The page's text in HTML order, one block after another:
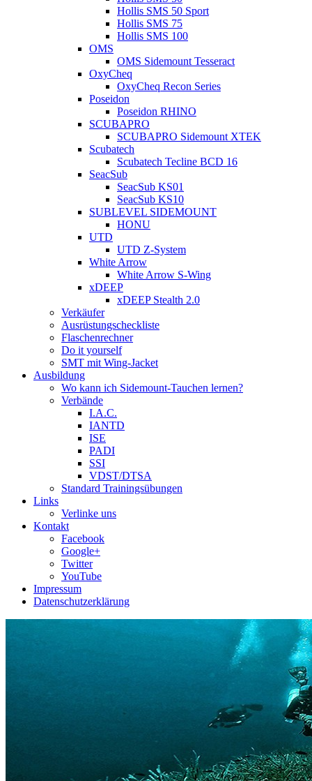
Hollis SMS 50 Sport
Hollis SMS 75
Hollis SMS 100
OMS
OMS Sidemount Tesseract
OxyCheq
OxyCheq Recon Series
Poseidon
Poseidon RHINO
SCUBAPRO
SCUBAPRO Sidemount XTEK
Scubatech
Scubatech Tecline BCD 16
SeacSub
SeacSub KS01
SeacSub KS10
SUBLEVEL SIDEMOUNT
HONU
UTD
UTD Z-System
White Arrow
White Arrow S-Wing
xDEEP
xDEEP Stealth 2.0
Verkäufer
Ausrüstungscheckliste
Flaschenrechner
Do it yourself
SMT mit Wing-Jacket
Ausbildung
Wo kann ich Sidemount-Tauchen lernen?
Verbände
I.A.C.
IANTD
ISE
PADI
SSI
VDST/DTSA
Standard Trainingsübungen
Links
Verlinke uns
Kontakt
Facebook
Google+
Twitter
YouTube
Impressum
Datenschutzerklärung
Das Sidemount-Forum ist auf
ein neues Forensystem
umgezogen und wie gewohnt
https://www.sidemount-
erreichbar.